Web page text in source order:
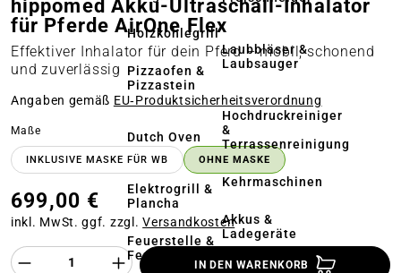
Holzkohlegrill
Pizzaofen &
Pizzastein
Dutch Oven
Elektrogrill &
Plancha
Feuerstelle &
Feuerschale
Laubbläser &
Laubsauger
Hochdruckreiniger
&
Terrassenreinigung
Kehrmaschinen
Akkus &
Ladegeräte
hippomed Akku-Ultraschall-Inhalator
für Pferde AirOne Flex
Effektiver Inhalator für dein Pferd – mobil, schonend
und zuverlässig
Angaben gemäß EU‑Produktsicherheitsverordnung
Maßeauswählen
INKLUSIVE MASKE FÜR WB OHNE MASKE
699,00 €
inkl. MwSt. ggf. zzgl.Versandkosten
Produkt Anzahl des Produktes
IN DEN WARENKORB